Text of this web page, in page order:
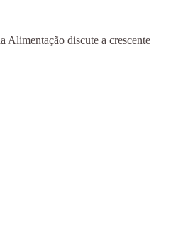
discute a crescente